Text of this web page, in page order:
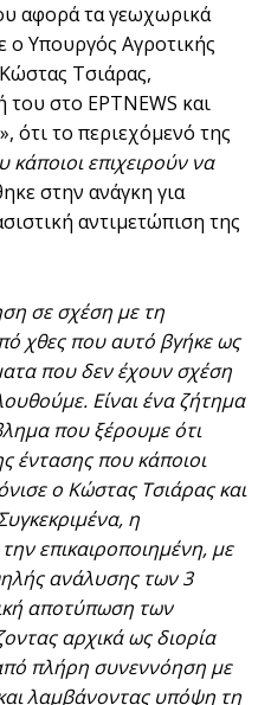
αφορά τα γεωχωρικά
Υπουργός Αγροτικής
Τσιάρας,
του στο ΕΡΤNEWS και
ότι το περιεχόμενό της
κάποιοι επιχειρούν να
στην ανάγκη για
αντιμετώπιση της
σε σχέση με τη
χθες που αυτό βγήκε ως
που δεν έχουν σχέση
Είναι ένα ζήτημα
που ξέρουμε ότι
έντασης που κάποιοι
ο Κώστας Τσιάρας και
η
επικαιροποιημένη, με
ανάλυσης των 3
αποτύπωση των
αρχικά ως διορία
πλήρη συνεννόηση με
λαμβάνοντας υπόψη τη